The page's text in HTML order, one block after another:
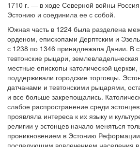
1710 г. — в ходе Северной войны
Эстонию и соединила ее с собой.
Южная часть в 1224 была разделена
орденом, епископами Дерптским и
с 1238 по 1346 принадлежала Дании. В
тевтонские рыцари,
местные епископы католической церкви,
поддерживали городские торговцы.
датчанами и тевтонскими рыцарями,
и все больше закрепощались.
слабое распространение среди
проявляла интереса к их языку и
религии у эстонцев начало меняться
проникновением в Эстонию